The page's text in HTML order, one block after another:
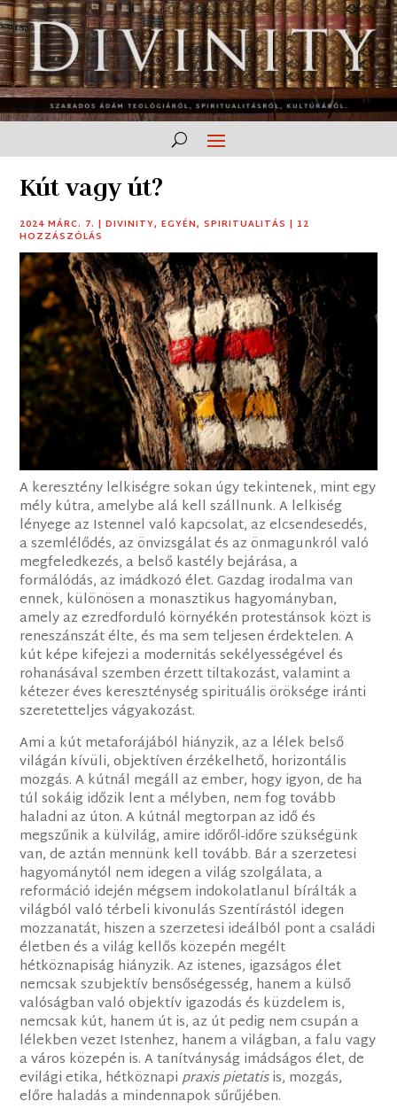
Kút vagy út?
2024 MÁRC. 7. |DIVINITY,EGYÉN,SPIRITUALITÁS | 12
HOZZÁSZÓLÁS
A keresztény lelkiségre sokan úgy tekintenek, mint egy
mély kútra, amelybe alá kell szállnunk. A lelkiség
lényege az Istennel való kapcsolat, az elcsendesedés,
a szemlélődés, az önvizsgálat és az önmagunkról való
megfeledkezés, a belső kastély bejárása, a
formálódás, az imádkozó élet. Gazdag irodalma van
ennek, különösen a monasztikus hagyományban,
amely az ezredforduló környékén protestánsok közt is
reneszánszát élte, és ma sem teljesen érdektelen. A
kút képe kifejezi a modernitás sekélyességével és
rohanásával szemben érzett tiltakozást, valamint a
kétezer éves kereszténység spirituális öröksége iránti
szeretetteljes vágyakozást.
Ami a kút metaforájából hiányzik, az a lélek belső
világán kívüli, objektíven érzékelhető, horizontális
mozgás. A kútnál megáll az ember, hogy igyon, de ha
túl sokáig időzik lent a mélyben, nem fog tovább
haladni az úton. A kútnál megtorpan az idő és
megszűnik a külvilág, amire időről-időre szükségünk
van, de aztán mennünk kell tovább. Bár a szerzetesi
hagyománytól nem idegen a világ szolgálata, a
reformáció idején mégsem indokolatlanul bírálták a
világból való térbeli kivonulás Szentírástól idegen
mozzanatát, hiszen a szerzetesi ideálból pont a családi
életben és a világ kellős közepén megélt
hétköznapiság hiányzik. Az istenes, igazságos élet
nemcsak szubjektív bensőségesség, hanem a külső
valóságban való objektív igazodás és küzdelem is,
nemcsak kút, hanem út is, az út pedig nem csupán a
lélekben vezet Istenhez, hanem a világban, a falu vagy
a város közepén is. A tanítványság imádságos élet, de
evilági etika, hétköznapipraxis pietatisis, mozgás,
előre haladás a mindennapok sűrűjében.